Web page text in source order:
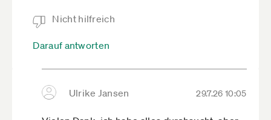
Nicht hilfreich
Darauf antworten
Ulrike Jansen 29.7.26 10:05